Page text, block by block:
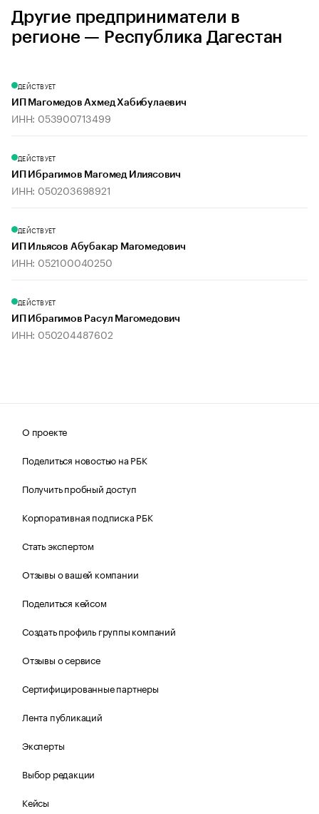
Другие предприниматели в
регионе — Республика Дагестан
ДЕЙСТВУЕТ
ИП Магомедов Ахмед Хабибулаевич
ИНН: 053900713499
ДЕЙСТВУЕТ
ИП Ибрагимов Магомед Илиясович
ИНН: 050203698921
ДЕЙСТВУЕТ
ИП Ильясов Абубакар Магомедович
ИНН: 052100040250
ДЕЙСТВУЕТ
ИП Ибрагимов Расул Магомедович
ИНН: 050204487602
О проекте
Поделиться новостью на РБК
Получить пробный доступ
Корпоративная подписка РБК
Стать экспертом
Отзывы о вашей компании
Поделиться кейсом
Создать профиль группы компаний
Отзывы о сервисе
Сертифицированные партнеры
Лента публикаций
Эксперты
Выбор редакции
Кейсы